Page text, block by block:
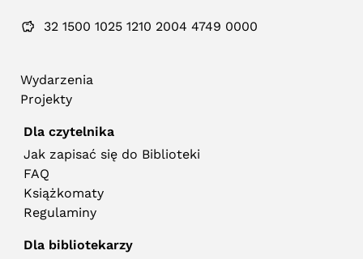
32 1500 1025 1210 2004 4749 0000
Wydarzenia
Projekty
Dla czytelnika
Jak zapisać się do Biblioteki
FAQ
Książkomaty
Regulaminy
Dla bibliotekarzy